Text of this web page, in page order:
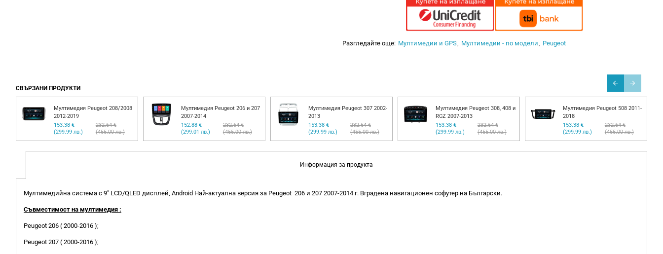
Разгледайте още: Мултимедии и GPS Мултимедии - по модели Peugeot
СВЪРЗАНИ ПРОДУКТИ
Мултимедия Peugeot 208/2008
2012-2019
153.38 €
(299.99 лв.)
232.64 €
(455.00 лв.)
Мултимедия Peugeot 206 и 207
2007-2014
152.88 €
(299.01 лв.)
232.64 €
(455.00 лв.)
Мултимедия Peugeot 307 2002-
2013
153.38 €
(299.99 лв.)
232.64 €
(455.00 лв.)
Мултимедия Peugeot 308, 408 и
RCZ 2007-2013
153.38 €
(299.99 лв.)
232.64 €
(455.00 лв.)
Мултимедия Peugeot 508 2011-
2018
153.38 €
(299.99 лв.)
232.64 €
(455.00 лв.)
Информация за продукта
Мултимедийна система с 9" LCD/QLED дисплей, Android Най-актуална версия за Peugeot 206 и 207 2007-2014 г. Вградена навигационен софутер на Български.
Съвместимост на мултимедия :
Peugeot 206 ( 2000-2016 );
Peugeot 207 ( 2000-2016 );